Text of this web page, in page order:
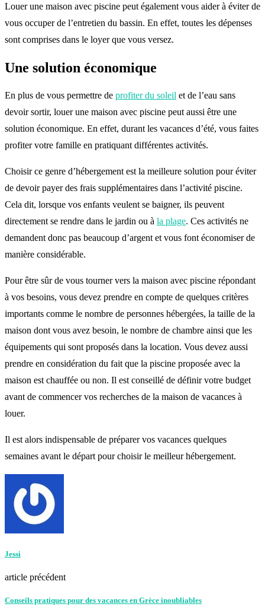
Louer une maison avec piscine peut également vous aider à éviter de
vous occuper de l’entretien du bassin. En effet, toutes les dépenses
sont comprises dans le loyer que vous versez.
Une solution économique
En plus de vous permettre de profiter du soleil et de l’eau sans
devoir sortir, louer une maison avec piscine peut aussi être une
solution économique. En effet, durant les vacances d’été, vous faites
profiter votre famille en pratiquant différentes activités.
Choisir ce genre d’hébergement est la meilleure solution pour éviter
de devoir payer des frais supplémentaires dans l’activité piscine.
Cela dit, lorsque vos enfants veulent se baigner, ils peuvent
directement se rendre dans le jardin ou à la plage. Ces activités ne
demandent donc pas beaucoup d’argent et vous font économiser de
manière considérable.
Pour être sûr de vous tourner vers la maison avec piscine répondant
à vos besoins, vous devez prendre en compte de quelques critères
importants comme le nombre de personnes hébergées, la taille de la
maison dont vous avez besoin, le nombre de chambre ainsi que les
équipements qui sont proposés dans la location. Vous devez aussi
prendre en considération du fait que la piscine proposée avec la
maison est chauffée ou non. Il est conseillé de définir votre budget
avant de commencer vos recherches de la maison de vacances à
louer.
Il est alors indispensable de préparer vos vacances quelques
semaines avant le départ pour choisir le meilleur hébergement.
Jessi
article précédent
Conseils pratiques pour des vacances en Grèce inoubliables